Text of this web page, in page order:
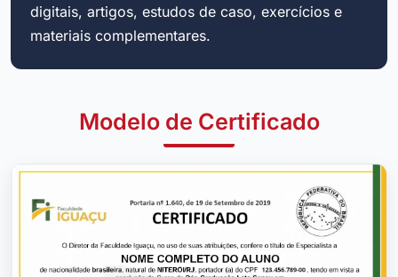
digitais, artigos, estudos de caso, exercícios e
materiais complementares.
Modelo de Certificado